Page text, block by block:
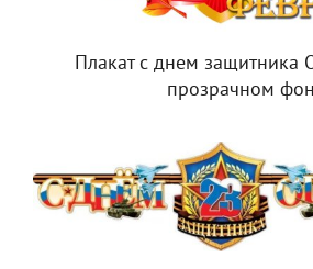
Плакат с днем защитника
прозрачном